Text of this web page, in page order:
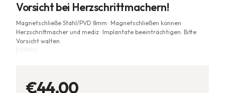
Vorsicht bei Herzschrittmachern!
Magnetschließe Stahl/PVD 8mm · Magnetschließen können
Herzschrittmacher und mediz · Implantate beeinträchtigen. Bitte
Vorsicht walten
723562
€44,00